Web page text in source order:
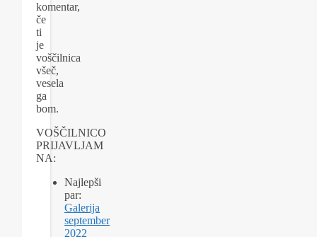
komentar,
če
ti
je
voščilnica
všeč,
vesela
ga
bom.
VOŠČILNICO
PRIJAVLJAM
NA:
Najlepši
par:
Galerija
september
2022